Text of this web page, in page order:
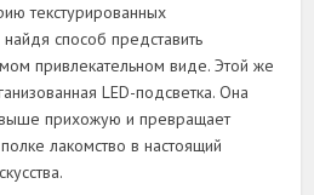
текстурированных
способ представить
привлекательном виде. Этой же
LED-подсветка. Она
прихожую и превращает
лакомство в настоящий